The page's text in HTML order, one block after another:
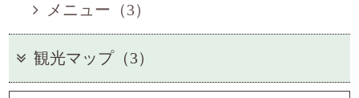
メニュー（3）
観光マップ（3）